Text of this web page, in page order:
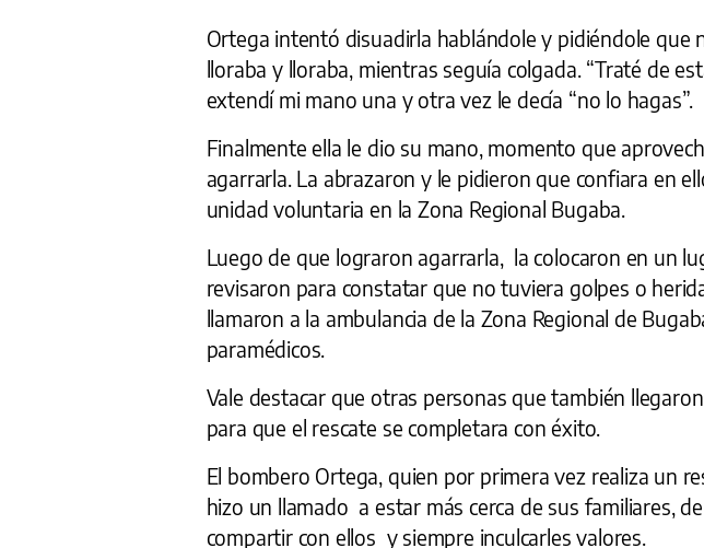
Ortega intentó disuadirla hablándole y pidiéndole que
lloraba y lloraba, mientras seguía colgada. “Traté de
extendí mi mano una y otra vez le decía “no lo hagas”.
Finalmente ella le dio su mano, momento que
agarrarla. La abrazaron y le pidieron que confiara en
unidad voluntaria en la Zona Regional Bugaba.
Luego de que lograron agarrarla, la colocaron en un
revisaron para constatar que no tuviera golpes o
llamaron a la ambulancia de la Zona Regional de
paramédicos.
Vale destacar que otras personas que también
para que el rescate se completara con éxito.
El bombero Ortega, quien por primera vez realiza un
hizo un llamado a estar más cerca de sus familiares,
compartir con ellos y siempre inculcarles valores.